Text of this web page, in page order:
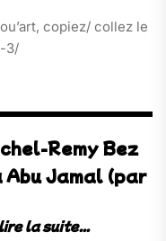
copiez/ collez le
3/
Remy Bez
Abu Jamal (par